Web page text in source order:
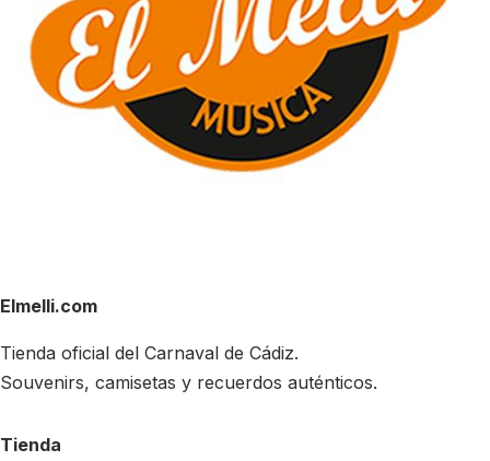
Elmelli.com
Tienda oficial del Carnaval de Cádiz.
Souvenirs, camisetas y recuerdos auténticos.
Tienda